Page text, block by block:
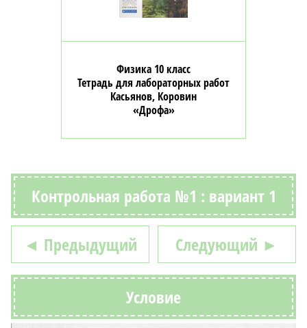
Физика 10 класс
Тетрадь для лабораторных работ
Касьянов, Коровин
«Дрофа»
Контрольная работа №1 : вариант 1
◄ Предыдущий Следующий ►
Условие